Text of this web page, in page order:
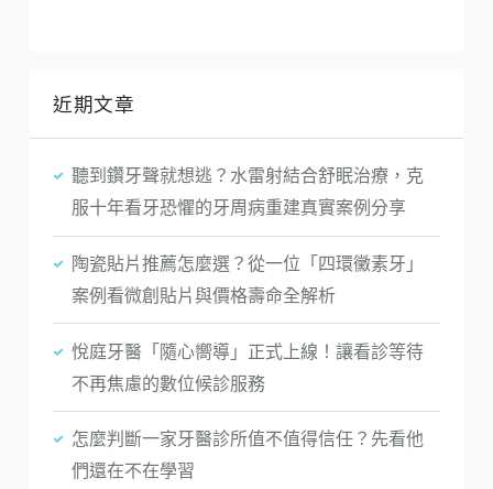
近期文章
聽到鑽牙聲就想逃？水雷射結合舒眠治療，克
服十年看牙恐懼的牙周病重建真實案例分享
陶瓷貼片推薦怎麼選？從一位「四環黴素牙」
案例看微創貼片與價格壽命全解析
悅庭牙醫「隨心嚮導」正式上線！讓看診等待
不再焦慮的數位候診服務
怎麼判斷一家牙醫診所值不值得信任？先看他
們還在不在學習